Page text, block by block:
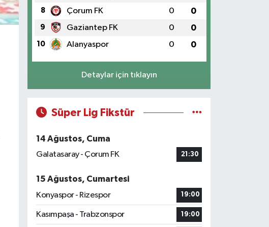
8 Çorum FK 0 0
9 Gaziantep FK 0 0
10 Alanyaspor 0 0
Detaylar için tıklayın
Süper Lig Fikstür
14 Ağustos, Cuma
Galatasaray - Çorum FK
21:30
15 Ağustos, Cumartesi
Konyaspor - Rizespor
19:00
Kasımpaşa - Trabzonspor 19:00